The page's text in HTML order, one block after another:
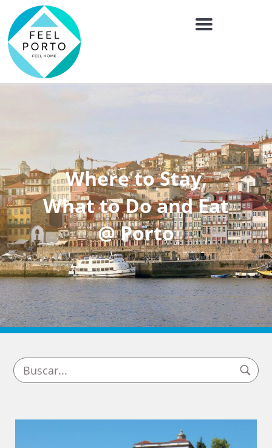
Menu
Where to Stay,
What to Do and Eat
@ Porto